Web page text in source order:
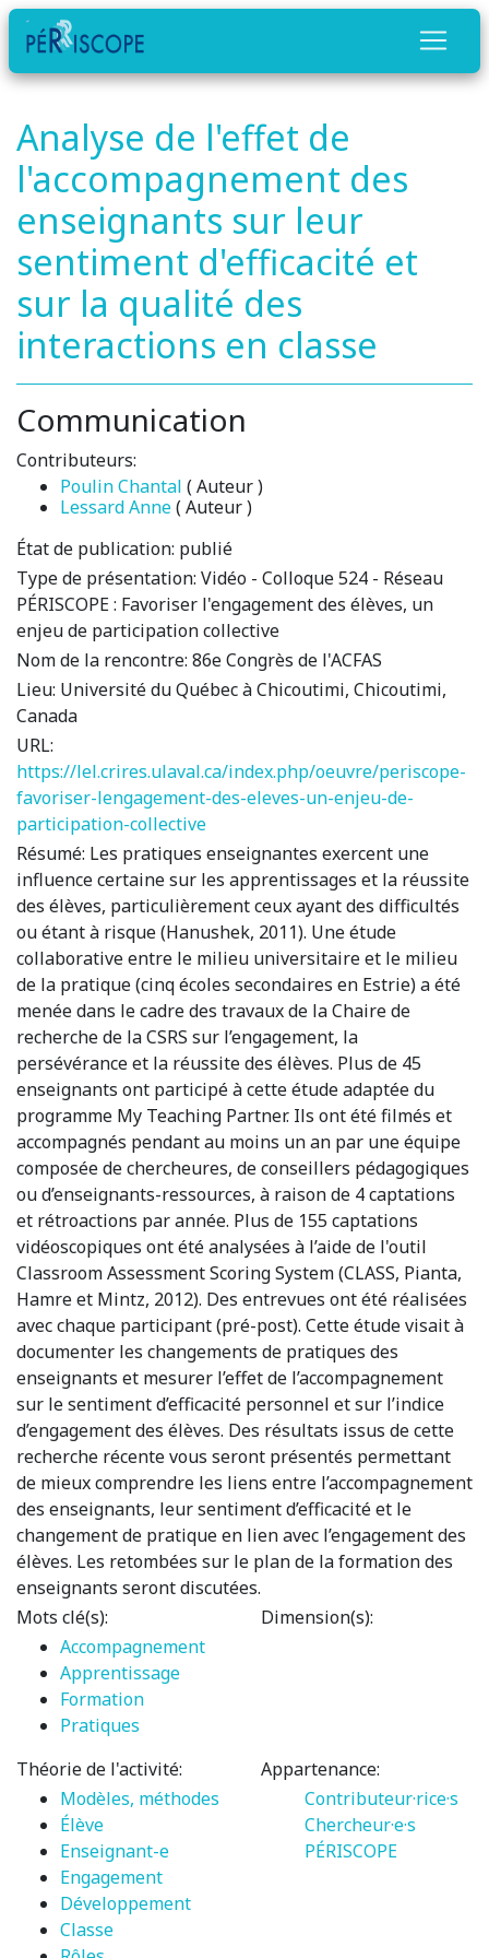
Analyse de l'effet de
l'accompagnement des
enseignants sur leur
sentiment d'efficacité et
sur la qualité des
interactions en classe
Communication
Contributeurs:
Poulin Chantal ( Auteur )
Lessard Anne( Auteur )
État de publication: publié
Type de présentation: Vidéo - Colloque 524 - Réseau
PÉRISCOPE : Favoriser l'engagement des élèves, un
enjeu de participation collective
Nom de la rencontre: 86e Congrès de l'ACFAS
Lieu: Université du Québec à Chicoutimi, Chicoutimi,
Canada
URL:
https://lel.crires.ulaval.ca/index.php/oeuvre/periscope-
favoriser-lengagement-des-eleves-un-enjeu-de-
participation-collective
Résumé: Les pratiques enseignantes exercent une
influence certaine sur les apprentissages et la réussite
des élèves, particulièrement ceux ayant des difficultés
ou étant à risque (Hanushek, 2011). Une étude
collaborative entre le milieu universitaire et le milieu
de la pratique (cinq écoles secondaires en Estrie) a été
menée dans le cadre des travaux de la Chaire de
recherche de la CSRS sur l’engagement, la
persévérance et la réussite des élèves. Plus de 45
enseignants ont participé à cette étude adaptée du
programme My Teaching Partner. Ils ont été filmés et
accompagnés pendant au moins un an par une équipe
composée de chercheures, de conseillers pédagogiques
ou d’enseignants-ressources, à raison de 4 captations
et rétroactions par année. Plus de 155 captations
vidéoscopiques ont été analysées à l’aide de l'outil
Classroom Assessment Scoring System (CLASS, Pianta,
Hamre et Mintz, 2012). Des entrevues ont été réalisées
avec chaque participant (pré-post). Cette étude visait à
documenter les changements de pratiques des
enseignants et mesurer l’effet de l’accompagnement
sur le sentiment d’efficacité personnel et sur l’indice
d’engagement des élèves. Des résultats issus de cette
recherche récente vous seront présentés permettant
de mieux comprendre les liens entre l’accompagnement
des enseignants, leur sentiment d’efficacité et le
changement de pratique en lien avec l’engagement des
élèves. Les retombées sur le plan de la formation des
enseignants seront discutées.
Mots clé(s):
Accompagnement
Apprentissage
Formation
Pratiques
Dimension(s):
Théorie de l'activité:
Modèles, méthodes
Élève
Enseignant-e
Engagement
Développement
Classe
Appartenance:
Contributeur·rice·s
Chercheur·e·s
PÉRISCOPE